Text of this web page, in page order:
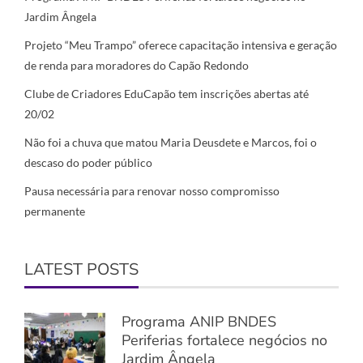
Jardim Ângela
Projeto “Meu Trampo” oferece capacitação intensiva e geração
de renda para moradores do Capão Redondo
Clube de Criadores EduCapão tem inscrições abertas até
20/02
Não foi a chuva que matou Maria Deusdete e Marcos, foi o
descaso do poder público
Pausa necessária para renovar nosso compromisso
permanente
LATEST POSTS
Programa ANIP BNDES
Periferias fortalece negócios no